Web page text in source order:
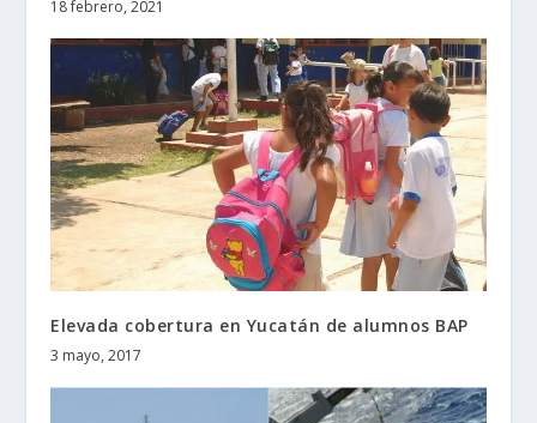
18 febrero, 2021
Elevada cobertura en Yucatán de alumnos BAP
3 mayo, 2017